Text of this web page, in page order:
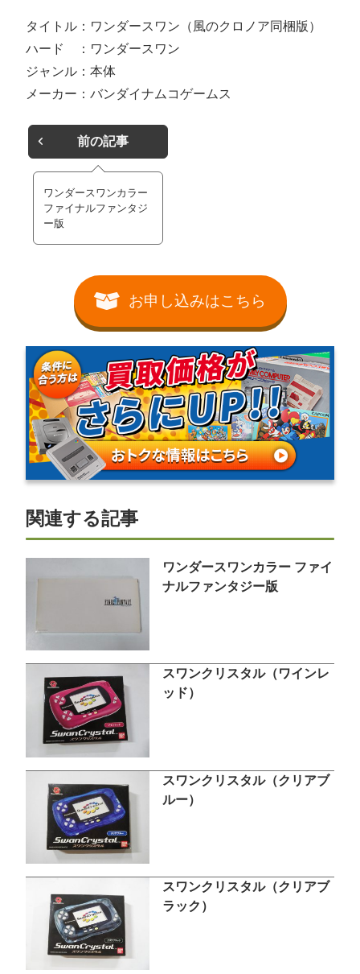
タイトル：ワンダースワン（風のクロノア同梱版）
ハード ：ワンダースワン
ジャンル：本体
メーカー：バンダイナムコゲームス
前の記事
ワンダースワンカラー
ファイナルファンタジ
ー版
お申し込みはこちら
関連する記事
ワンダースワンカラー ファイ
ナルファンタジー版
スワンクリスタル（ワインレ
ッド）
スワンクリスタル（クリアブ
ルー）
スワンクリスタル（クリアブ
ラック）